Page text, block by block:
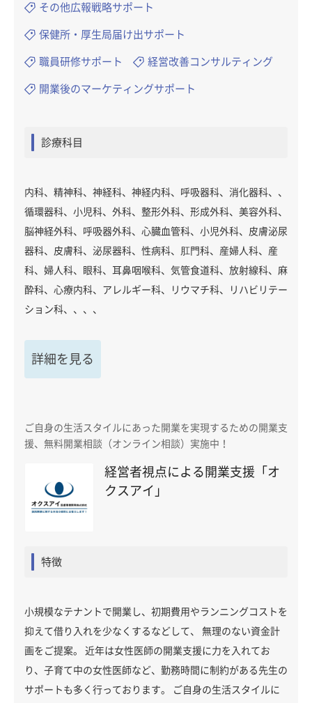
その他広報戦略サポート
保健所・厚生局届け出サポート
職員研修サポート 経営改善コンサルティング
開業後のマーケティングサポート
診療科目
内科、精神科、神経科、神経内科、呼吸器科、消化器科、、
循環器科、小児科、外科、整形外科、形成外科、美容外科、
脳神経外科、呼吸器外科、心臓血管科、小児外科、皮膚泌尿
器科、皮膚科、泌尿器科、性病科、肛門科、産婦人科、産
科、婦人科、眼科、耳鼻咽喉科、気管食道科、放射線科、麻
酔科、心療内科、アレルギー科、リウマチ科、リハビリテー
ション科、、、、
詳細を見る
ご自身の生活スタイルにあった開業を実現するための開業支
援、無料開業相談（オンライン相談）実施中！
経営者視点による開業支援「オ
クスアイ」
特徴
小規模なテナントで開業し、初期費用やランニングコストを
抑えて借り入れを少なくするなどして、 無理のない資金計
画をご提案。 近年は女性医師の開業支援に力を入れてお
り、子育て中の女性医師など、勤務時間に制約がある先生の
サポートも多く行っております。 ご自身の生活スタイルに